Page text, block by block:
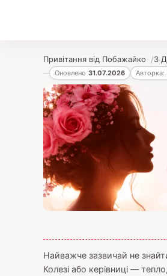
Привітання від Побажайко З
Оновлено 31.07.2026 Авторка:
Найважче зазвичай не
Колезі або керівниці —